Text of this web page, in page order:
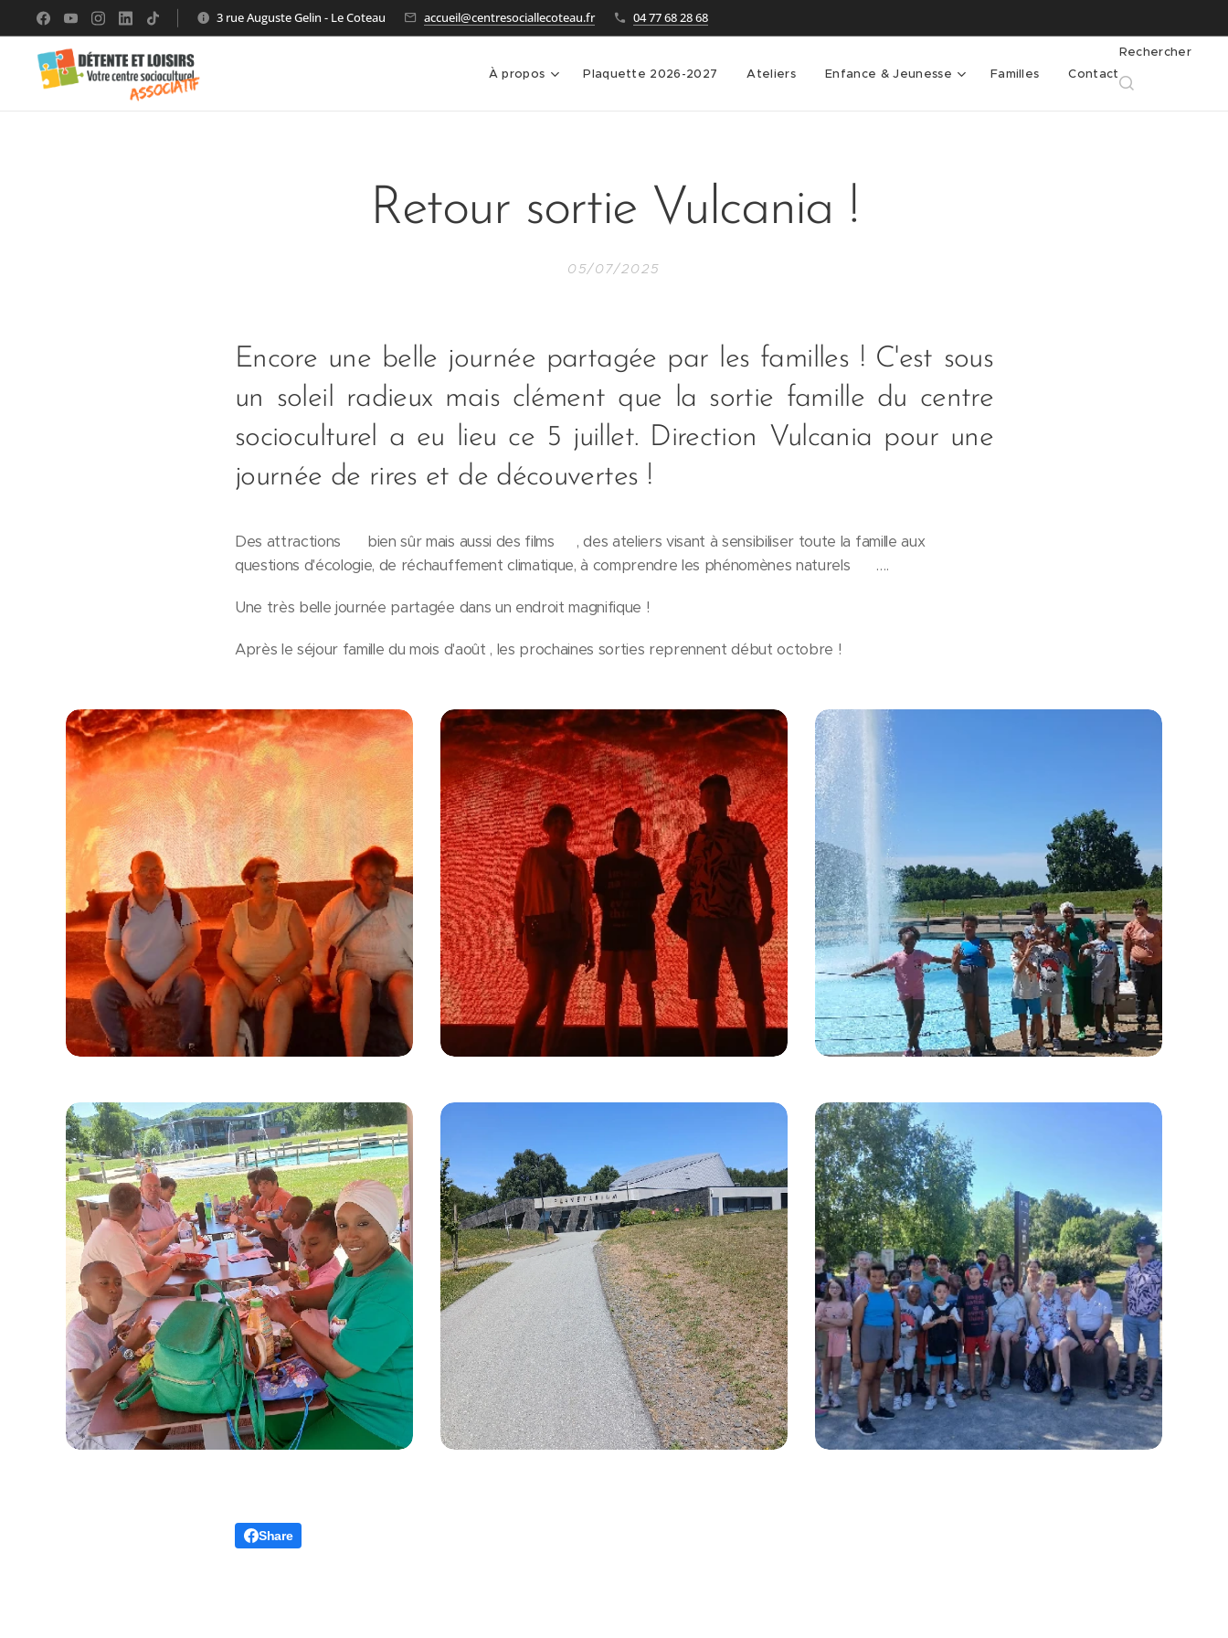
3 rue Auguste Gelin - Le Coteau accueil@centresociallecoteau.fr 04 77 68 28 68
À propos Plaquette 2026-2027 Ateliers Enfance & Jeunesse Familles Contact
Rechercher
Retour sortie Vulcania !
05/07/2025
Encore une belle journée partagée par les familles ! C'est sous
un soleil radieux mais clément que la sortie famille du centre
socioculturel a eu lieu ce 5 juillet. Direction Vulcania pour une
journée de rires et de découvertes !
Des attractions 🎢 bien sûr mais aussi des films 🎬, des ateliers visant à sensibiliser toute la famille aux
questions d'écologie, de réchauffement climatique, à comprendre les phénomènes naturels ⛰️ ….
Une très belle journée partagée dans un endroit magnifique !
Après le séjour famille du mois d'août , les prochaines sorties reprennent début octobre ! 🤩
Share